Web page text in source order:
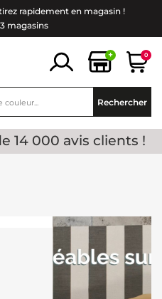
rapidement en magasin !
magasins
+ 0
Rechercher
de 14 000 avis clients !